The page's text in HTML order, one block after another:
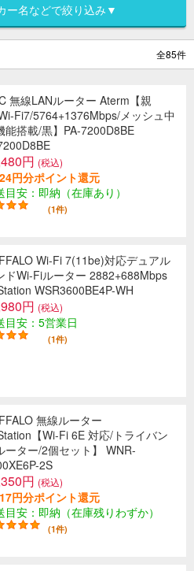
ー名などで絞り込み▼
全85件
無線LANルーター Aterm【親
Fi7/5764+1376Mbps/メッシュ中
能搭載/黒】PA-7200D8BE
円 (税込)
円分ポイント還元
目安：即納（在庫あり）
(1件)
Wi-Fi 7(11be)対応デュアル
ドWi-Fiルーター 2882+688Mbps
WSR3600BE4P-WH
円 (税込)
目安：5営業日
(1件)
無線ルーター
【Wi-Fi 6E 対応/トライバン
ーター/2個セット】 WNR-
2S
円 (税込)
円分ポイント還元
目安：即納（在庫残りわずか）
(1件)